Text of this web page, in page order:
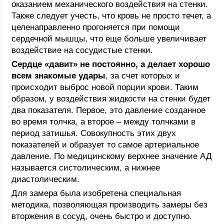
оказанием механического воздействия на стенки.
Также следует учесть, что кровь не просто течет, а
целенаправленно прогоняется при помощи
сердечной мышцы, что еще больше увеличивает
воздействие на сосудистые стенки.
Сердце «давит» не постоянно, а делает хорошо
всем знакомые удары, за счет которых и
происходит выброс новой порции крови. Таким
образом, у воздействия жидкости на стенки будет
два показателя. Первое, это давление созданное
во время толчка, а второе – между толчками в
период затишья. Совокупность этих двух
показателей и образует то самое артериальное
давление. По медицинскому верхнее значение АД
называется систолическим, а нижнее
диастолическим.
Для замера была изобретена специальная
методика, позволяющая производить замеры без
вторжения в сосуд, очень быстро и доступно.